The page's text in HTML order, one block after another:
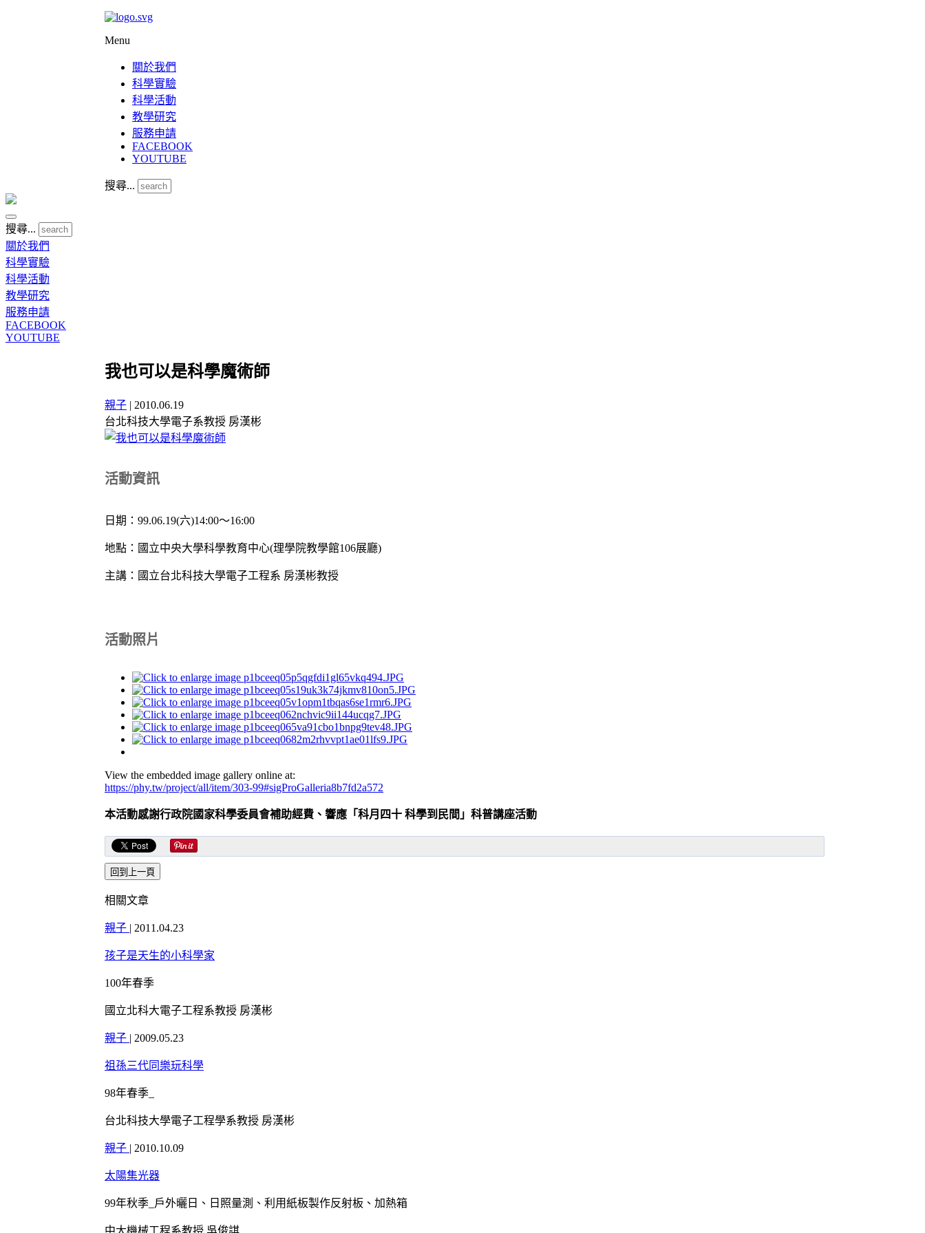
Menu
關於我們
科學實驗
科學活動
教學研究
服務申請
FACEBOOK
YOUTUBE
搜尋...
搜尋...
關於我們
科學實驗
科學活動
教學研究
服務申請
FACEBOOK
YOUTUBE
我也可以是科學魔術師
親子 | 2010.06.19
台北科技大學電子系教授 房漢彬
活動資訊
日期：99.06.19(六)14:00～16:00
地點：國立中央大學科學教育中心(理學院教學館106展廳)
主講：國立台北科技大學電子工程系 房漢彬教授
活動照片
View the embedded image gallery online at:
https://phy.tw/project/all/item/303-99#sigProGalleria8b7fd2a572
本活動感謝行政院國家科學委員會補助經費、響應「科月四十 科學到民間」科普講座活動
相關文章
親子 | 2011.04.23
孩子是天生的小科學家
100年春季
國立北科大電子工程系教授 房漢彬
親子 | 2009.05.23
祖孫三代同樂玩科學
98年春季_
台北科技大學電子工程學系教授 房漢彬
親子 | 2010.10.09
太陽集光器
99年秋季_戶外曬日、日照量測、利用紙板製作反射板、加熱箱